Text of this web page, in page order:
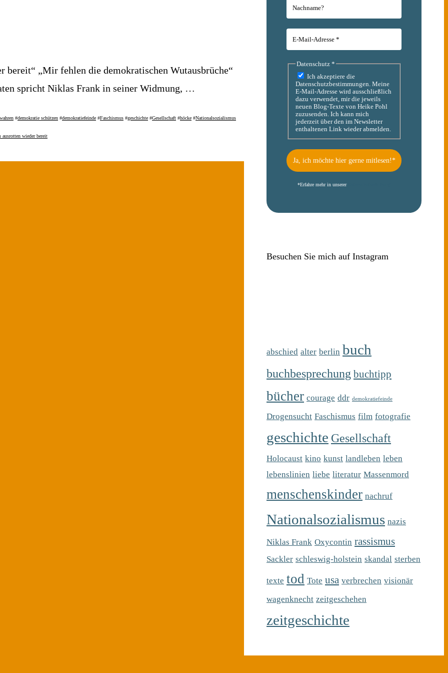
„Mir fehlen die demokratischen Wutausbrüche“
spricht Niklas Frank in seiner Widmung, …
#demokratie schützen #demokratiefeinde #Faschismus #geschichte #Gesellschaft #höcke #Nationalsozialismus
ausrotten wieder bereit
Datenschutz *
Ich akzeptiere die
Datenschutzbestimmungen. Meine
E-Mail-Adresse wird ausschließlich
dazu verwendet, mir die jeweils
neuen Blog-Texte von Heike Pohl
zuzusenden. Ich kann mich
jederzeit über den im Newsletter
enthaltenen Link wieder abmelden.
*Erfahre mehr in unserer
Besuchen Sie mich auf Instagram
abschied alter berlin buch
buchbesprechung buchtipp
bücher courage ddr demokratiefeinde
Drogensucht Faschismus film fotografie
geschichte Gesellschaft
Holocaust kino kunst landleben leben
lebenslinien liebe literatur Massenmord
menschenskinder nachruf
Nationalsozialismus nazis
Niklas Frank Oxycontin rassismus
Sackler schleswig-holstein skandal sterben
texte tod Tote usa verbrechen visionär
wagenknecht zeitgeschehen
zeitgeschichte